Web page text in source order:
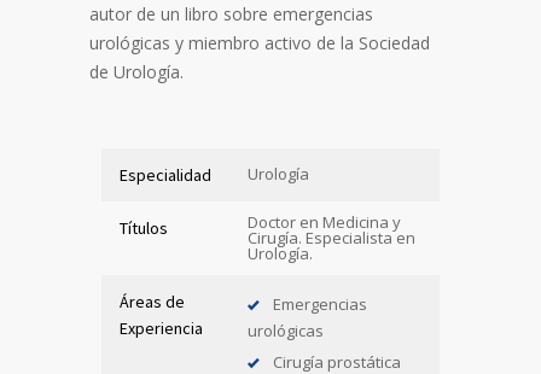
autor de un libro sobre emergencias
urológicas y miembro activo de la Sociedad
de Urología.
Especialidad Urología
Títulos Doctor en Medicina y
Cirugía. Especialista en
Urología.
Áreas de
Experiencia
Emergencias
urológicas
Cirugía prostática